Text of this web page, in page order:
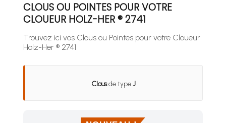
CLOUS OU POINTES POUR VOTRE
CLOUEUR HOLZ-HER ® 2741
Trouvez ici vos Clous ou Pointes pour votre Cloueur
Holz-Her ® 2741
Clousde typeJ